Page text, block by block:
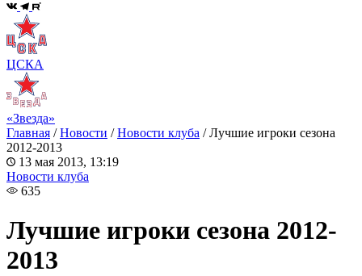
ЦСКА
«Звезда»
Главная /Новости /Новости клуба /Лучшие игроки сезона
2012-2013
13 мая 2013, 13:19
Новости клуба
635
Лучшие игроки сезона 2012-
2013